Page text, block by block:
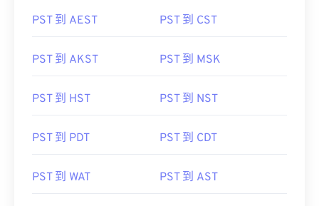
PST 到 AEST PST 到 CST
PST 到 AKST PST 到 MSK
PST 到 HST PST 到 NST
PST 到 PDT PST 到 CDT
PST 到 WAT PST 到 AST